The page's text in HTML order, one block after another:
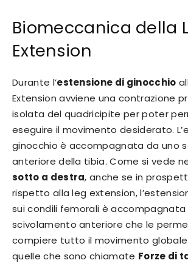
Biomeccanica della
Extension
Durante l’estensione di ginocchio
Extension avviene una contrazione
isolata del quadricipite per poter
eseguire il movimento desiderato.
ginocchio è accompagnata da uno
anteriore della tibia. Come si vede
sotto a destra, anche se in
rispetto alla leg extension,
sui condili femorali è accompagnata
scivolamento anteriore che le
compiere tutto il movimento
quelle che sono chiamate Forze di